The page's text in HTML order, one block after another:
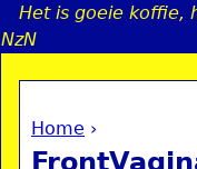
Het is goeie koffie,
NzN
You are here
Home ›